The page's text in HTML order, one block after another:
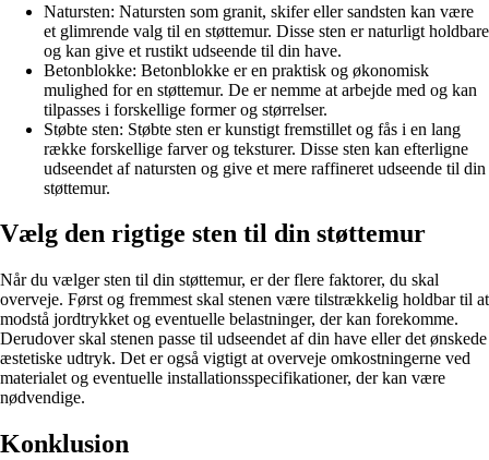
Natursten: Natursten som granit, skifer eller sandsten kan være
et glimrende valg til en støttemur. Disse sten er naturligt holdbare
og kan give et rustikt udseende til din have.
Betonblokke: Betonblokke er en praktisk og økonomisk
mulighed for en støttemur. De er nemme at arbejde med og kan
tilpasses i forskellige former og størrelser.
Støbte sten: Støbte sten er kunstigt fremstillet og fås i en lang
række forskellige farver og teksturer. Disse sten kan efterligne
udseendet af natursten og give et mere raffineret udseende til din
støttemur.
Vælg den rigtige sten til din støttemur
Når du vælger sten til din støttemur, er der flere faktorer, du skal
overveje. Først og fremmest skal stenen være tilstrækkelig holdbar til at
modstå jordtrykket og eventuelle belastninger, der kan forekomme.
Derudover skal stenen passe til udseendet af din have eller det ønskede
æstetiske udtryk. Det er også vigtigt at overveje omkostningerne ved
materialet og eventuelle installationsspecifikationer, der kan være
nødvendige.
Konklusion